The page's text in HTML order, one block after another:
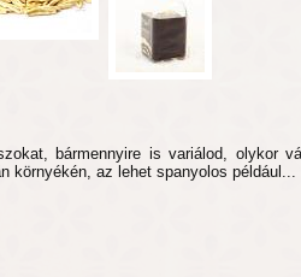
bármennyire is variálod, olykor
környékén, az lehet spanyolos például...